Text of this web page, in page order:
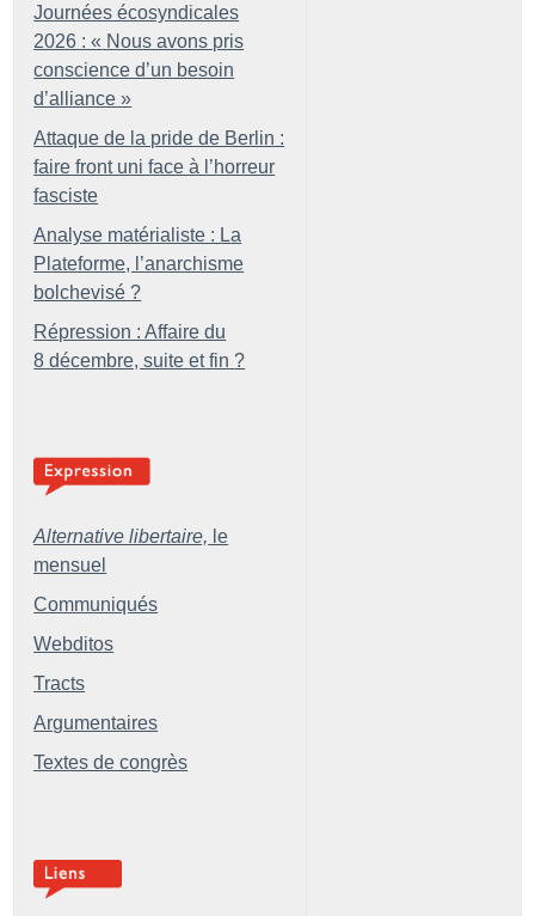
Journées écosyndicales
2026 : « Nous avons pris
conscience d’un besoin
d’alliance »
Attaque de la pride de Berlin :
faire front uni face à l’horreur
fasciste
Analyse matérialiste : La
Plateforme, l’anarchisme
bolchevisé ?
Répression : Affaire du
8 décembre, suite et fin ?
Alternative libertaire, le
mensuel
Communiqués
Webditos
Tracts
Argumentaires
Textes de congrès